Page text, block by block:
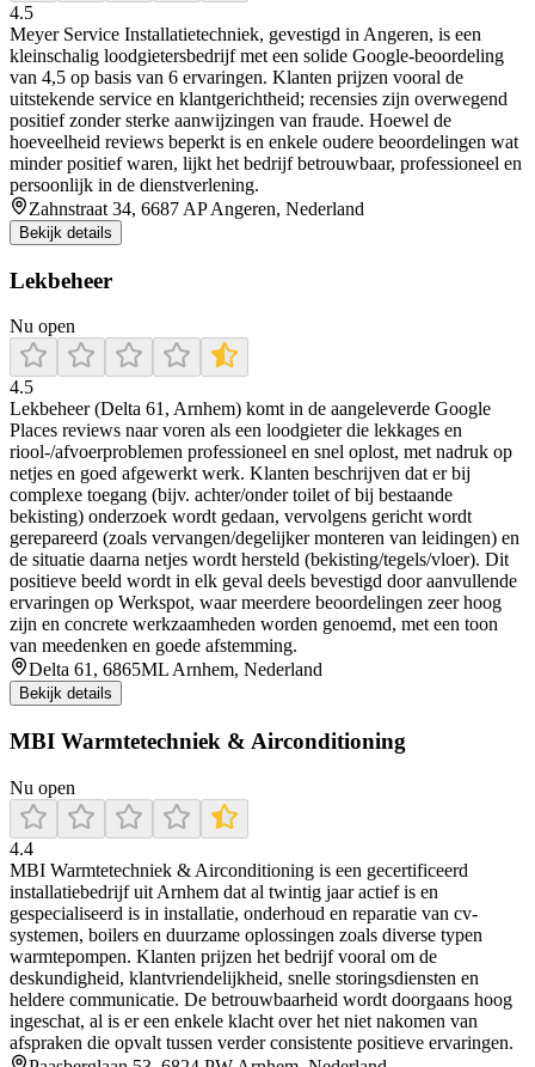
4.5
Meyer Service Installatietechniek, gevestigd in Angeren, is een
kleinschalig loodgietersbedrijf met een solide Google-beoordeling
van 4,5 op basis van 6 ervaringen. Klanten prijzen vooral de
uitstekende service en klantgerichtheid; recensies zijn overwegend
positief zonder sterke aanwijzingen van fraude. Hoewel de
hoeveelheid reviews beperkt is en enkele oudere beoordelingen wat
minder positief waren, lijkt het bedrijf betrouwbaar, professioneel en
persoonlijk in de dienstverlening.
Zahnstraat 34, 6687 AP Angeren, Nederland
Bekijk details
Lekbeheer
Nu open
4.5
Lekbeheer (Delta 61, Arnhem) komt in de aangeleverde Google
Places reviews naar voren als een loodgieter die lekkages en
riool-/afvoerproblemen professioneel en snel oplost, met nadruk op
netjes en goed afgewerkt werk. Klanten beschrijven dat er bij
complexe toegang (bijv. achter/onder toilet of bij bestaande
bekisting) onderzoek wordt gedaan, vervolgens gericht wordt
gerepareerd (zoals vervangen/degelijker monteren van leidingen) en
de situatie daarna netjes wordt hersteld (bekisting/tegels/vloer). Dit
positieve beeld wordt in elk geval deels bevestigd door aanvullende
ervaringen op Werkspot, waar meerdere beoordelingen zeer hoog
zijn en concrete werkzaamheden worden genoemd, met een toon
van meedenken en goede afstemming.
Delta 61, 6865ML Arnhem, Nederland
Bekijk details
MBI Warmtetechniek & Airconditioning
Nu open
4.4
MBI Warmtetechniek & Airconditioning is een gecertificeerd
installatiebedrijf uit Arnhem dat al twintig jaar actief is en
gespecialiseerd is in installatie, onderhoud en reparatie van cv-
systemen, boilers en duurzame oplossingen zoals diverse typen
warmtepompen. Klanten prijzen het bedrijf vooral om de
deskundigheid, klantvriendelijkheid, snelle storingsdiensten en
heldere communicatie. De betrouwbaarheid wordt doorgaans hoog
ingeschat, al is er een enkele klacht over het niet nakomen van
afspraken die opvalt tussen verder consistente positieve ervaringen.